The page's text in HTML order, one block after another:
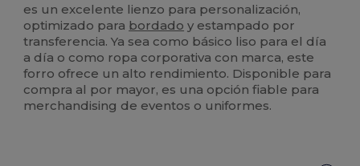
es un excelente lienzo para personalización,
optimizado para bordado y estampado por
transferencia. Ya sea como básico liso para el día
a día o como ropa corporativa con marca, este
forro ofrece un alto rendimiento. Disponible para
compra al por mayor, es una opción fiable para
merchandising de eventos o uniformes.